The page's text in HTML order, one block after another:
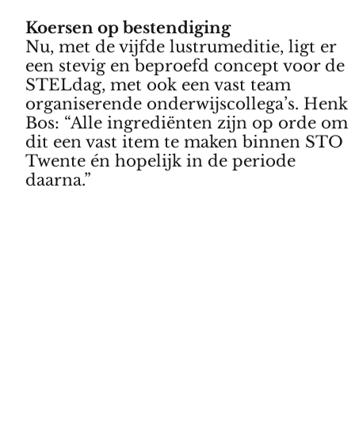
Koersen op bestendiging
Nu, met de vijfde lustrumeditie, ligt er
een stevig en beproefd concept voor de
STELdag, met ook een vast team
organiserende onderwijscollega’s. Henk
Bos: “Alle ingrediënten zijn op orde om
dit een vast item te maken binnen STO
Twente én hopelijk in de periode
daarna.”